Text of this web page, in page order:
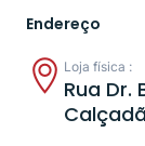
Endereço
Loja física :
Rua Dr.